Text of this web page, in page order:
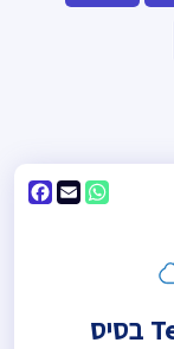
Email
WhatsApp